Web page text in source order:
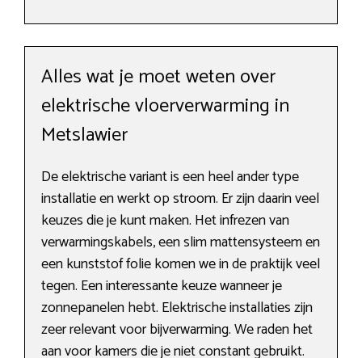
Alles wat je moet weten over
elektrische vloerverwarming in
Metslawier
De elektrische variant is een heel ander type
installatie en werkt op stroom. Er zijn daarin veel
keuzes die je kunt maken. Het infrezen van
verwarmingskabels, een slim mattensysteem en
een kunststof folie komen we in de praktijk veel
tegen. Een interessante keuze wanneer je
zonnepanelen hebt. Elektrische installaties zijn
zeer relevant voor bijverwarming. We raden het
aan voor kamers die je niet constant gebruikt.